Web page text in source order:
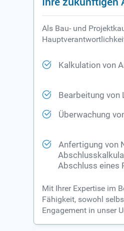
Als Bau- und
Kalkulation von
Bearbeitung von
Überwachung
Anfertigung von
Abschluss eines
Mit Ihrer Expertise im
Fähigkeit, sowohl
Engagement in unser